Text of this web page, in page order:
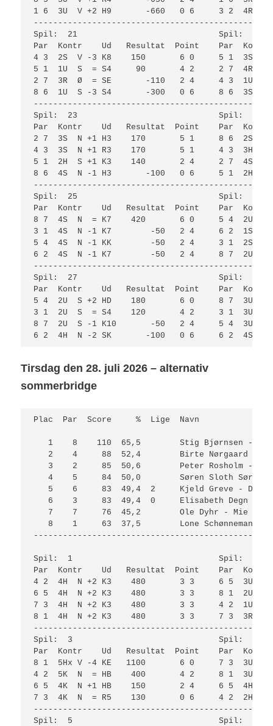
1 6  3U  V +2 H9       -660   0 6     3 2  4R
Spil:  21
Par  Kontr    Ud   Resultat  Point    Par
4 3  2S  V -3 K8    150       6 0     5 1  3S
5 1  1U  S  = S4     90       4 2     2 7  4R  S
2 7  3R  Ø  = SE       -110   2 4     4 3  1U
8 6  1U  S -3 S4       -300   0 6     8 6  3S  V
Spil:  23
Par  Kontr    Ud   Resultat  Point    Par
2 7  3S  N +1 H3    170       5 1     8 6  2S
4 3  3S  N +1 R3    170       5 1     4 3  3H
5 1  2H  S +1 K3    140       2 4     2 7  4S
8 6  4S  N -1 H3       -100   0 6     5 1  2H
Spil:  25
Par  Kontr    Ud   Resultat  Point    Par
8 7  4S  N  = K7    420       6 0     5 4  2U  N
3 1  4S  N -1 K7        -50   2 4     6 2  1S  N
5 4  4S  N -1 KK        -50   2 4     3 1  2S  N
6 2  4S  N -1 K7        -50   2 4     8 7  2U
Spil:  27
Par  Kontr    Ud   Resultat  Point    Par
5 4  2U  S +2 HD    180       6 0     8 7  3U
3 1  2U  S  = S4    120       4 2     3 1  3U
8 7  2U  S -1 K10       -50   2 4     5 4  3U
6 2  4H  N -2 SK       -100   0 6     6 2  4S  V
Tirsdag den 28. juli 2026 – alternativ
sommerbridge
Plac  Par  Score     %  Lige  Navn
1    8    110  65,5        Stig Bjørnsen -
2    4     88  52,4        Birte Nørgaard -
3    2     85  50,6        Peter Rosholm -
4    5     84  50,0        Søren Sloth
5    6     83  49,4  2     Kjeld Greve -
6    3     83  49,4  0     Elisabeth Degn -
7    7     76  45,2        Ole Dyhr - Mie
8    1     63  37,5        Lone Schønnemann -
Spil:  1
Par  Kontr    Ud   Resultat  Point    Par
4 2  4H  N +2 K3    480       3 3     6 5  3U
6 5  4H  N +2 K3    480       3 3     8 1  2U
7 3  4H  N +2 K3    480       3 3     4 2  1U
8 1  4H  N +2 K3    480       3 3     7 3  3R
Spil:  3
Par  Kontr    Ud   Resultat  Point    Par
8 1  5Hx V -4 KE   1100       6 0     7 3  3U
4 2  5K  N  = HB    400       4 2     8 1  3U
6 5  4K  N +1 HB    150       2 4     6 5  4H
7 3  4K  N  = R5    130       0 6     4 2  2H  S
Spil:  5